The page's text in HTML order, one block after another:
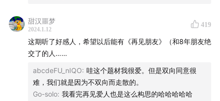
1:26:32文本分析是再见爱人的观看方式之一
第二部分：关于女性创作
1:28:55姐不是年龄决定的，而是你散发出来的气势
湖南卫视为何产生了大量优秀的女性电视人
关于招商会上露出的新节目《逃出讨厌岛》
甜汉噩梦
2024.1.12
419
这期听了好感人，希望以后能有《再见朋友》（和8年朋友绝
交了的人……
abcdeFU_nIQO: 哇这个题材我很爱。但是双向同意很
难，我们就是因为不双向而走散的。
Go-solo: 我看完再见爱人也是这么构思的哈哈哈哈哈